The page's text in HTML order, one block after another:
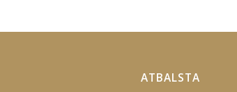
ATBALSTA